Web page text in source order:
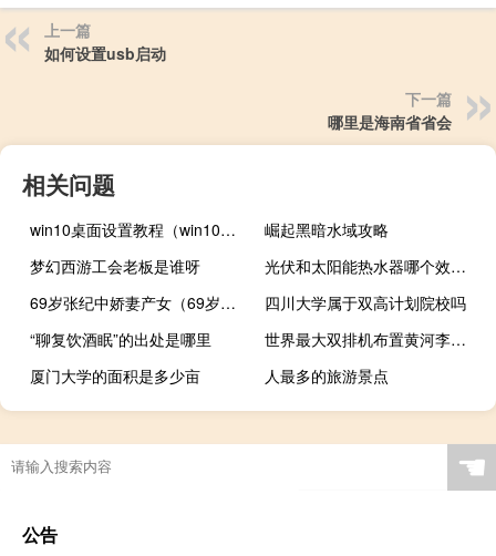
上一篇
如何设置usb启动
下一篇
哪里是海南省省会
相关问题
win10桌面设置教程（win10桌面）
崛起黑暗水域攻略
梦幻西游工会老板是谁呀
光伏和太阳能热水器哪个效率高
69岁张纪中娇妻产女（69岁张纪中再当爸）
四川大学属于双高计划院校吗
“聊复饮酒眠”的出处是哪里
世界最大双排机布置黄河李家峡水电站200万千瓦全容量投产发电
厦门大学的面积是多少亩
人最多的旅游景点
☚
公告